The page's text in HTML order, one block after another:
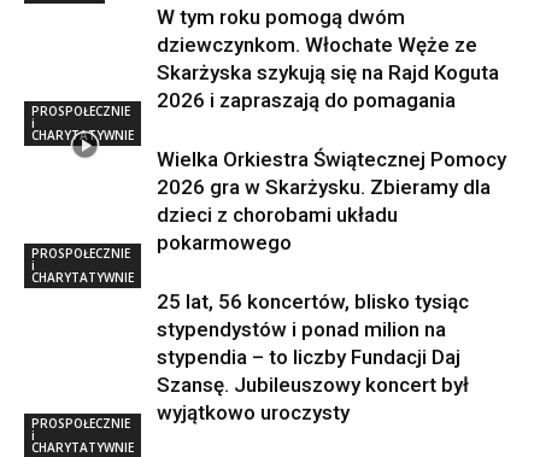
W tym roku pomogą dwóm
dziewczynkom. Włochate Węże ze
Skarżyska szykują się na Rajd Koguta
2026 i zapraszają do pomagania
PROSPOŁECZNIE
i
CHARYTATYWNIE
Wielka Orkiestra Świątecznej Pomocy
2026 gra w Skarżysku. Zbieramy dla
dzieci z chorobami układu
pokarmowego
PROSPOŁECZNIE
i
CHARYTATYWNIE
25 lat, 56 koncertów, blisko tysiąc
stypendystów i ponad milion na
stypendia – to liczby Fundacji Daj
Szansę. Jubileuszowy koncert był
wyjątkowo uroczysty
PROSPOŁECZNIE
i
CHARYTATYWNIE